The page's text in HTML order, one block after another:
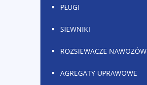
PŁUGI
SIEWNIKI
ROZSIEWACZE NAWOZÓW
AGREGATY UPRAWOWE